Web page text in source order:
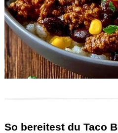
So bereitest du Taco